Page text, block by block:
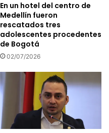
En un hotel del centro de
Medellín fueron
rescatados tres
adolescentes procedentes
de Bogotá
02/07/2026